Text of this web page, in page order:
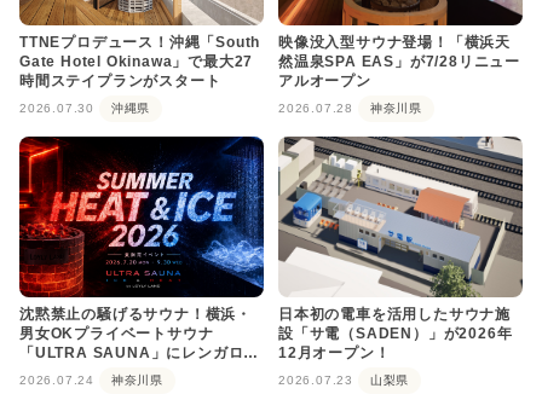
TTNEプロデュース！沖縄「South
Gate Hotel Okinawa」で最大27
時間ステイプランがスタート
2026.07.30 沖縄県
映像没入型サウナ登場！「横浜天
然温泉SPA EAS」が7/28リニュー
アルオープン
2026.07.28 神奈川県
沈黙禁止の騒げるサウナ！横浜・
男女OKプライベートサウナ
「ULTRA SAUNA」にレンガロウ
2026.07.24 神奈川県
日本初の電車を活用したサウナ施
設「サ電（SADEN）」が2026年
12月オープン！
2026.07.23 山梨県